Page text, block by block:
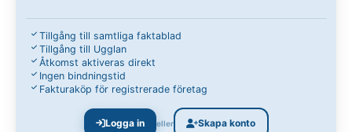
Tillgång till samtliga faktablad
Tillgång till Ugglan
Åtkomst aktiveras direkt
Ingen bindningstid
Fakturaköp för registrerade företag
Logga in eller Skapa konto